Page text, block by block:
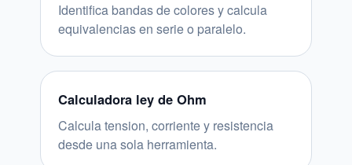
Identifica bandas de colores y calcula
equivalencias en serie o paralelo.
Calculadora ley de Ohm
Calcula tension, corriente y resistencia
desde una sola herramienta.